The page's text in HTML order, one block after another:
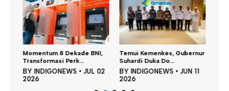
Momentum 8 Dekade BNI,
Transformasi Perk...
BYINDIGONEWS • JUL 02
2026
Temui Kemenkes, Gubernur
Suhardi Duka Do...
BYINDIGONEWS • JUN 11
2026